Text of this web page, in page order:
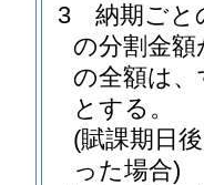
3
納期ごと
の分割金
の全額は
とする。
(賦課期日
った場合)